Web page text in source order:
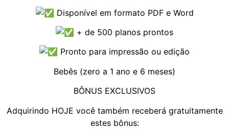
Disponível em formato PDF e Word
+ de 500 planos prontos
Pronto para impressão ou edição
Bebês (zero a 1 ano e 6 meses)
BÔNUS EXCLUSIVOS
Adquirindo HOJE você também receberá gratuitamente
estes bônus: